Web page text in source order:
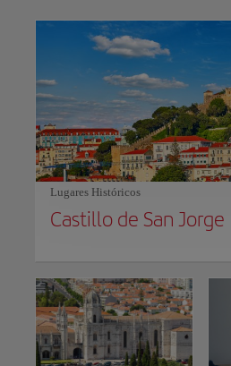
Lugares Históricos
Castillo de San Jorge